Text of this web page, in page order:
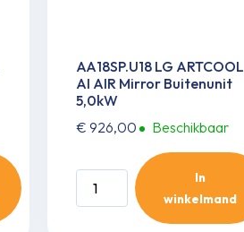
AA18SP.U18 LG ARTCOOL
AI AIR Mirror Buitenunit
5,0kW
€ 926,00 Beschikbaar
AA18SP.U18
LG
In
winkelmand